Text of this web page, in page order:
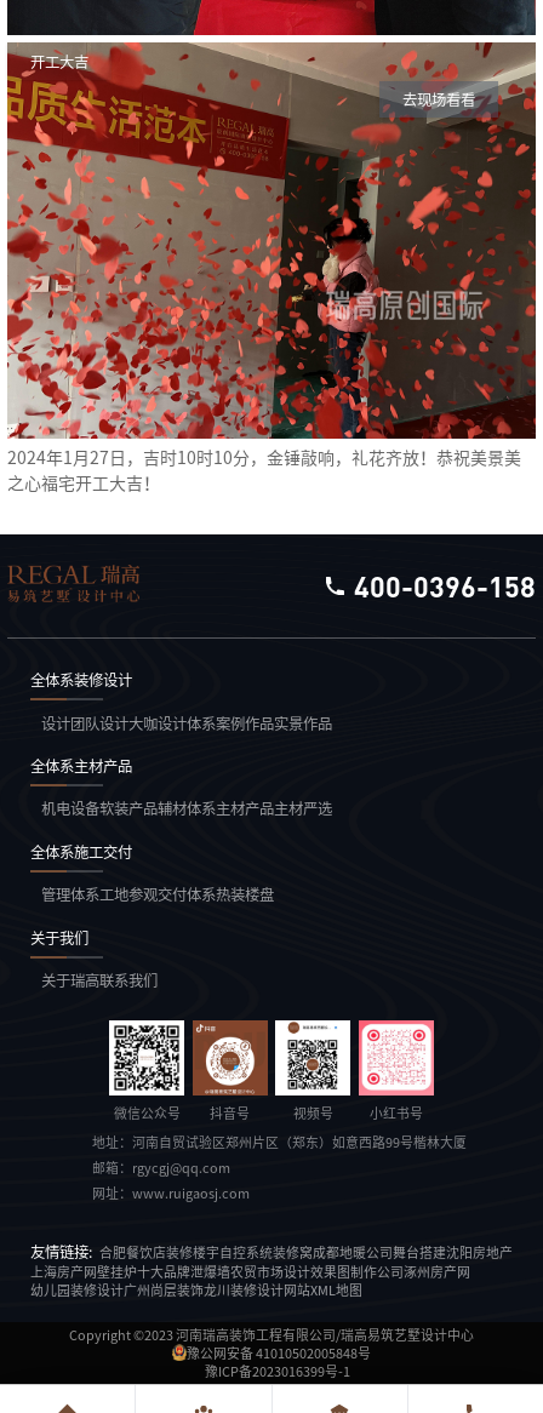
开工大吉
去现场看看
2024年1月27日，吉时10时10分，金锤敲响，礼花齐放！恭祝美景美
之心福宅开工大吉！
400-0396-158
全体系装修设计
设计团队设计大咖设计体系案例作品实景作品
全体系主材产品
机电设备软装产品辅材体系主材产品主材严选
全体系施工交付
管理体系工地参观交付体系热装楼盘
关于我们
关于瑞高联系我们
微信公众号 抖音号 视频号 小红书号
地址： 河南自贸试验区郑州片区（郑东）如意西路99号楷林大厦
邮箱：
rgycgj@qq.com
网址： www.ruigaosj.com
友情链接: 合肥餐饮店装修楼宇自控系统装修窝成都地暖公司舞台搭建沈阳房地产
上海房产网壁挂炉十大品牌泄爆墙农贸市场设计效果图制作公司涿州房产网
幼儿园装修设计广州尚层装饰龙川装修设计网站XML地图
Copyright ©2023河南瑞高装饰工程有限公司/瑞高易筑艺墅设计中心
豫公网安备 41010502005848号
豫ICP备2023016399号-1